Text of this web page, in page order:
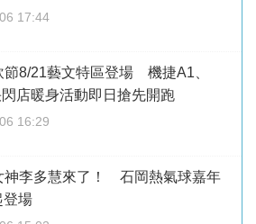
17:44
節8/21藝文特區登場 機捷A1、
店暖身活動即日搶先開跑
16:29
神李多慧來了！ 石岡熱氣球嘉年
登場